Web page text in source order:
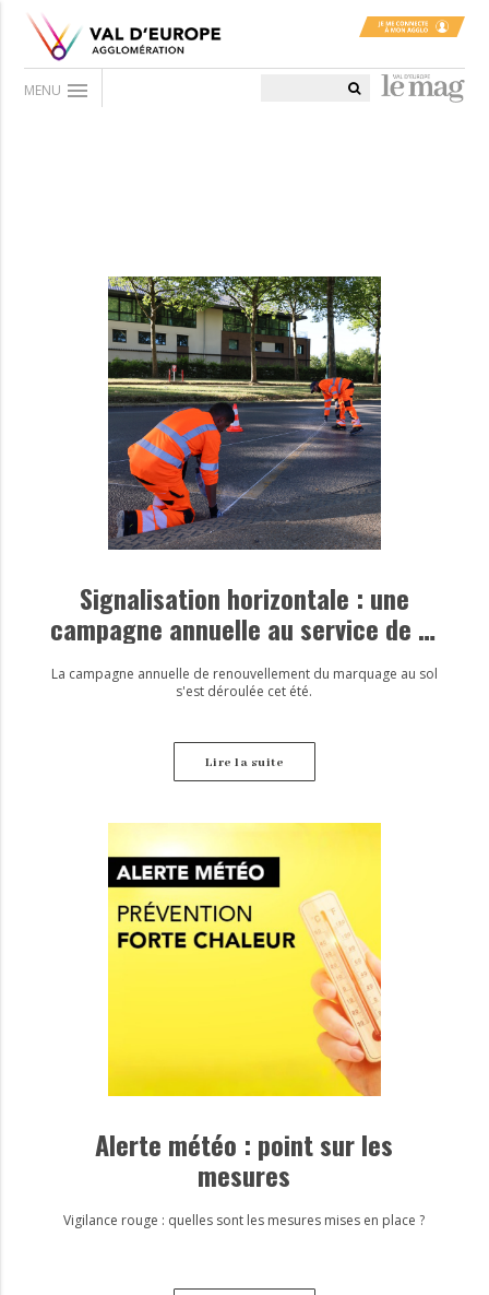
MENU menu
Signalisation horizontale : une
campagne annuelle au service de la
sécurité
La campagne annuelle de renouvellement du marquage au sol
s'est déroulée cet été.
Lire la suite
Alerte météo : point sur les
mesures
Vigilance rouge : quelles sont les mesures mises en place ?